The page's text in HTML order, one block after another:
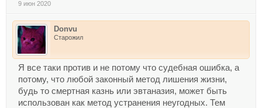
9 июн 2020
Donvu
Старожил
Я все таки против и не потому что судебная ошибка, а
потому, что любой законный метод лишения жизни,
будь то смертная казнь или эвтаназия, может быть
использован как метод устранения неугодных. Тем